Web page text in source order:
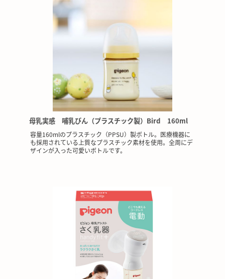
母乳実感 哺乳びん（プラスチック製）Bird 160ml
容量160mlのプラスチック（PPSU）製ボトル。医療機器に
も採用されている上質なプラスチック素材を使用。全周にデ
ザインが入った可愛いボトルです。